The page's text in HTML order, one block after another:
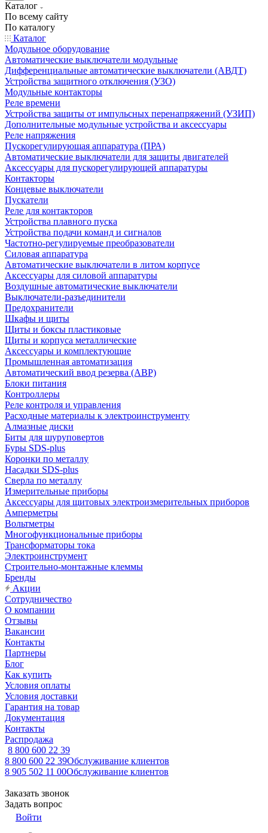
Каталог
По всему сайту
По каталогу
Каталог
Модульное оборудование
Автоматические выключатели модульные
Дифференциальные автоматические выключатели (АВДТ)
Устройства защитного отключения (УЗО)
Модульные контакторы
Реле времени
Устройства защиты от импульсных перенапряжений (УЗИП)
Дополнительные модульные устройства и аксессуары
Реле напряжения
Пускорегулирующая аппаратура (ПРА)
Автоматические выключатели для защиты двигателей
Аксессуары для пускорегулирующей аппаратуры
Контакторы
Концевые выключатели
Пускатели
Реле для контакторов
Устройства плавного пуска
Устройства подачи команд и сигналов
Частотно-регулируемые преобразователи
Силовая аппаратура
Автоматические выключатели в литом корпусе
Аксессуары для силовой аппаратуры
Воздушные автоматические выключатели
Выключатели-разъединители
Предохранители
Шкафы и щиты
Щиты и боксы пластиковые
Щиты и корпуса металлические
Аксессуары и комплектующие
Промышленная автоматизация
Автоматический ввод резерва (АВР)
Блоки питания
Контроллеры
Реле контроля и управления
Расходные материалы к электроинструменту
Алмазные диски
Биты для шуруповертов
Буры SDS-plus
Коронки по металлу
Насадки SDS-plus
Сверла по металлу
Измерительные приборы
Аксессуары для щитовых электроизмерительных приборов
Амперметры
Вольтметры
Многофункциональные приборы
Трансформаторы тока
Электроинструмент
Строительно-монтажные клеммы
Бренды
Акции
Сотрудничество
О компании
Отзывы
Вакансии
Контакты
Партнеры
Блог
Как купить
Условия оплаты
Условия доставки
Гарантия на товар
Документация
Контакты
Распродажа
8 800 600 22 39
8 800 600 22 39Обслуживание клиентов
8 905 502 11 00Обслуживание клиентов
Заказать звонок
Задать вопрос
Войти